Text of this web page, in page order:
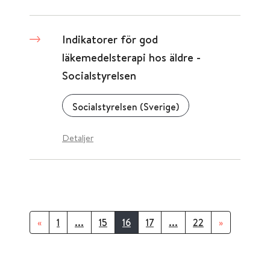
Indikatorer för god
läkemedelsterapi hos äldre -
Socialstyrelsen
Socialstyrelsen (Sverige)
Detaljer
« 1 ... 15 16 17 ... 22 »